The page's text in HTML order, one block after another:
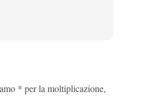
* per la moltiplicazione,